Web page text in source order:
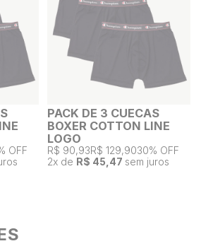
OFF
PACK DE 3 CUECAS
BOXER COTTON LINE
LOGO
R$ 90,93R$ 129,9030% OFF
2x de R$ 45,47 sem juros